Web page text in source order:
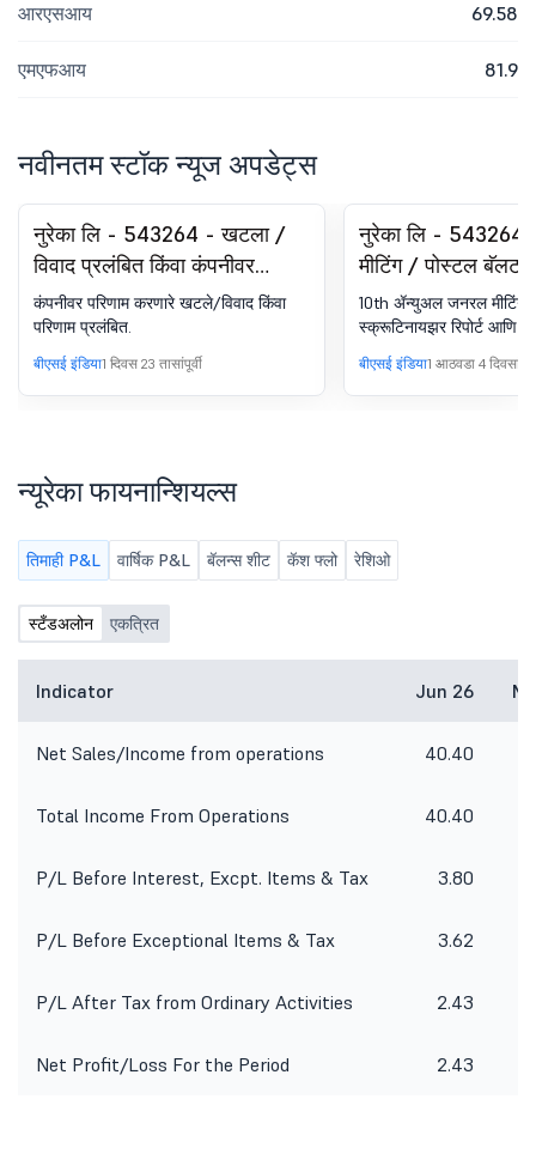
आरएसआय 69.58
एमएफआय 81.9
नवीनतम स्टॉक न्यूज अपडेट्स
नुरेका लि - 543264 - खटला /
विवाद प्रलंबित किंवा कंपनीवर
परिणाम करणारे परिणाम.
कंपनीवर परिणाम करणारे खटले/विवाद किंवा
परिणाम प्रलंबित.
बीएसई इंडिया1 दिवस 23 तासांपूर्वी
नुरेका लि - 543264
मीटिंग / पोस्टल बॅलट-
स्क्रुटिनायझरचा रिपोर्ट
10th ॲन्युअल जनरल
स्क्रूटिनायझर रिपोर्ट आणि
बीएसई इंडिया1 आठवडा 4
न्यूरेका फायनान्शियल्स
तिमाही P&L वार्षिक P&L बॅलन्स शीट कॅश फ्लो रेशिओ
स्टँडअलोन एकत्रित
Indicator Jun 26
Net Sales/Income from operations 40.40
Total Income From Operations 40.40
P/L Before Interest, Excpt. Items & Tax 3.80
P/L Before Exceptional Items & Tax 3.62
P/L After Tax from Ordinary Activities 2.43
Net Profit/Loss For the Period 2.43